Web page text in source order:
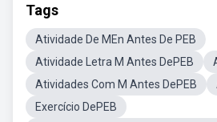
Tags
Atividade De MEn Antes De PEB
Atividade Letra M Antes DePEB
Atividades Com M Antes DePEB
Exercício DePEB